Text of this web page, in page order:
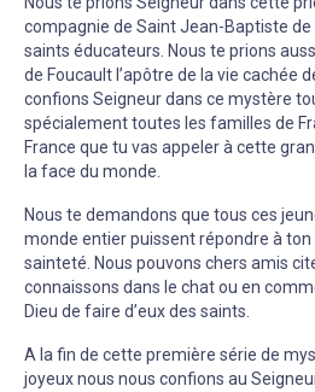
compagnie de Saint Jean-Baptiste de
saints éducateurs. Nous te prions
de Foucault l’apôtre de la vie cachée
confions Seigneur dans ce mystère
spécialement toutes les familles de
France que tu vas appeler à cette
la face du monde.
Nous te demandons que tous ces
monde entier puissent répondre à ton
sainteté. Nous pouvons chers amis
connaissons dans le chat ou en
Dieu de faire d’eux des saints.
A la fin de cette première série de
joyeux nous nous confions au